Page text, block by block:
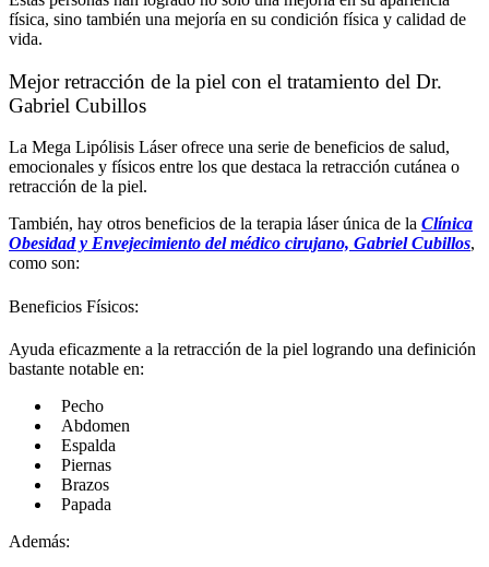
física, sino también una mejoría en su condición física y calidad de
vida.
Mejor retracción de la piel con el tratamiento del Dr.
Gabriel Cubillos
La Mega Lipólisis Láser ofrece una serie de beneficios de salud,
emocionales y físicos entre los que destaca la retracción cutánea o
retracción de la piel.
También, hay otros beneficios de la terapia láser única de la Clínica
Obesidad y Envejecimiento del médico cirujano, Gabriel Cubillos,
como son:
Beneficios Físicos:
Ayuda eficazmente a la retracción de la piel logrando una definición
bastante notable en:
Pecho
Abdomen
Espalda
Piernas
Brazos
Papada
Además: